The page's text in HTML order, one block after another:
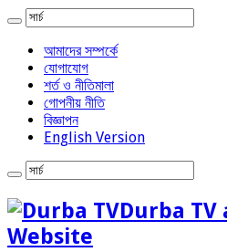
আমাদের সম্পর্কে
যোগাযোগ
শর্ত ও নীতিমালা
গোপনীয় নীতি
বিজ্ঞাপন
English Version
Durba TV
Website